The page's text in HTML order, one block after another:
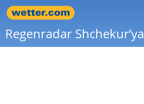
Regenradar Shchekur’ya